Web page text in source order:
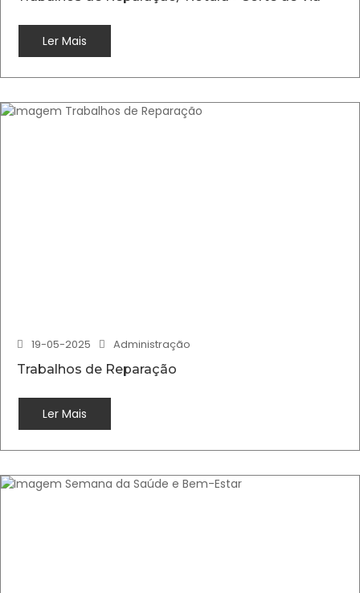
Ler Mais
19-05-2025
Administração
Trabalhos de Reparação
Ler Mais